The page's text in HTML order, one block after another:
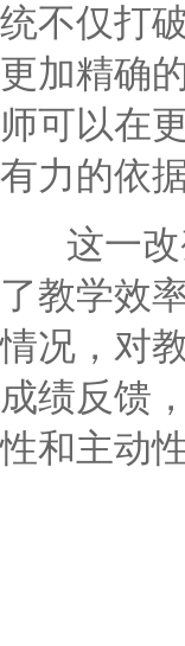
统不仅打
更加精确
师可以在
有力的依据
这一改
了教学效
情况，对
成绩反馈
性和主动性